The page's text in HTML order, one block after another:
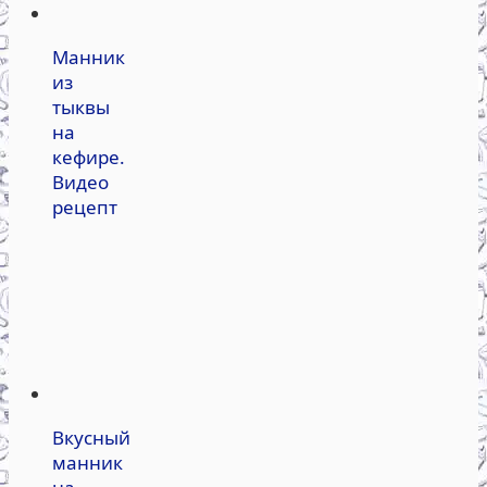
Манник
из
тыквы
на
кефире.
Видео
рецепт
Вкусный
манник